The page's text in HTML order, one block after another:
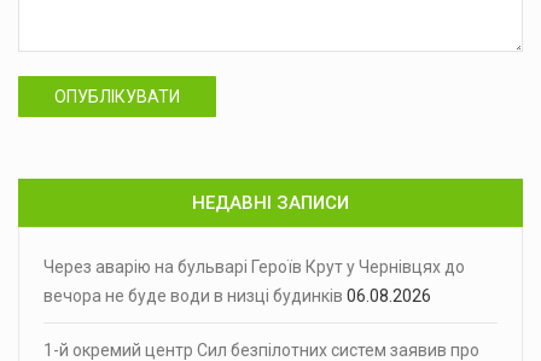
ОПУБЛІКУВАТИ
НЕДАВНІ ЗАПИСИ
Через аварію на бульварі Героїв Крут у Чернівцях до
вечора не буде води в низці будинків 06.08.2026
1-й окремий центр Сил безпілотних систем заявив про